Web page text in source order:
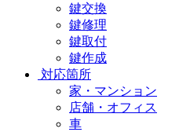
鍵交換
鍵修理
鍵取付
鍵作成
対応箇所
家・マンション
店舗・オフィス
車